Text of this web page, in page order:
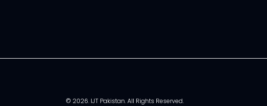
آئینی، اخلاقی اور سنجیدہ بنیادوں پر قائم ہے۔ پیغام میں اعلان
© 2026. IJT Pakistan. All Rights Reserved.